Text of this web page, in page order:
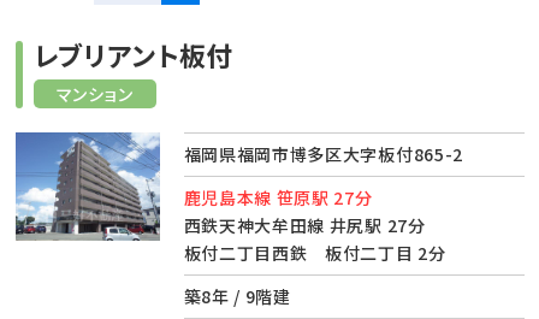
マンション
レブリアント板付
福岡県福岡市博多区大字板付865-2
鹿児島本線 笹原駅 27分
西鉄天神大牟田線 井尻駅 27分
板付二丁目西鉄 板付二丁目 2分
築8年 / 9階建